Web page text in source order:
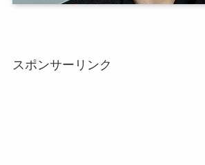
スポンサーリンク